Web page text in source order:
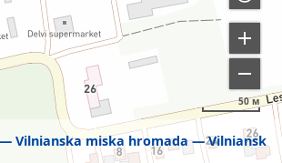
Vilnianska miska hromada Vilniansk
50 м